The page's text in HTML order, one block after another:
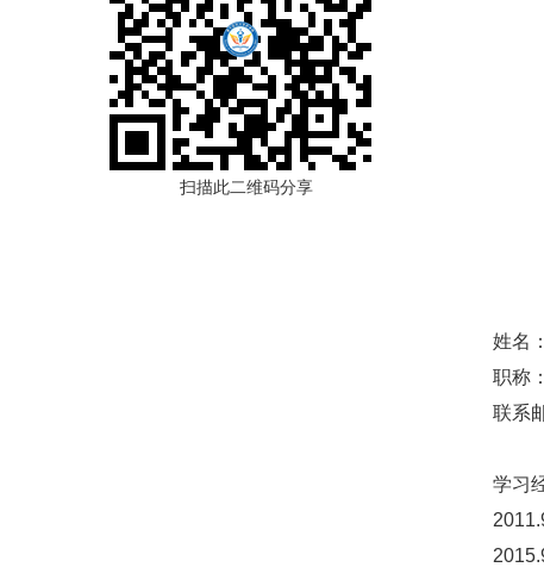
扫描此二维码分享
姓名
职称
联系
学习